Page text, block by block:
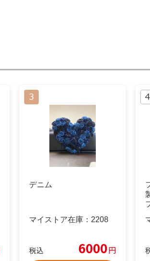
デニム
マイストア在庫： 2208
税込 6000円